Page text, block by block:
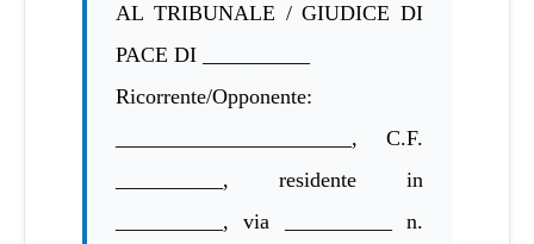
AL TRIBUNALE / GIUDICE DI
PACE DI __________
Ricorrente/Opponente:
______________________, C.F.
__________, residente in
__________, via __________ n.